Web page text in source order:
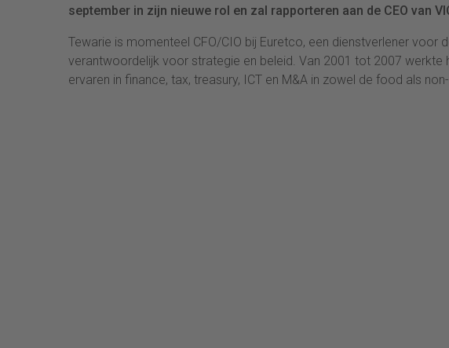
september in zijn nieuwe rol en zal rapporteren aan de CEO van
Tewarie is momenteel CFO/CIO bij Euretco, een dienstverlener voor
verantwoordelijk voor strategie en beleid. Van 2001 tot 2007 werkte
ervaren in finance, tax, treasury, ICT en M&A in zowel de food als